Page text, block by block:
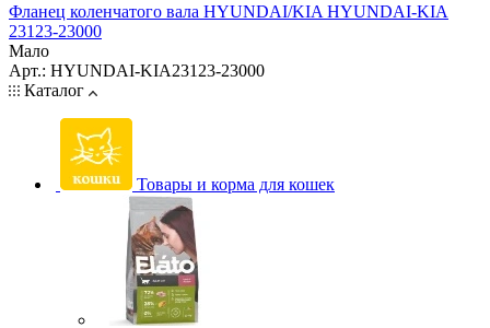
Фланец коленчатого вала HYUNDAI/KIA HYUNDAI-KIA
23123-23000
Мало
Арт.: HYUNDAI-KIA23123-23000
Каталог
Товары и корма для кошек